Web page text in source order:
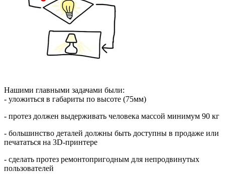
Нашими главными задачами были:
- уложиться в габариты по высоте (75мм)
- протез должен выдерживать человека массой минимум 90 кг
- большинство деталей должны быть доступны в продаже или
печататься на 3D-принтере
- сделать протез ремонтопригодным для непродвинутых
пользователей